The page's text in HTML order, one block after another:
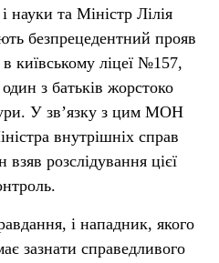
науки та Міністр Лілія
безпрецедентний прояв
київському ліцеї №157,
з батьків жорстоко
У зв’язку з цим МОН
внутрішніх справ
розслідування цієї
і нападник, якого
зазнати справедливого